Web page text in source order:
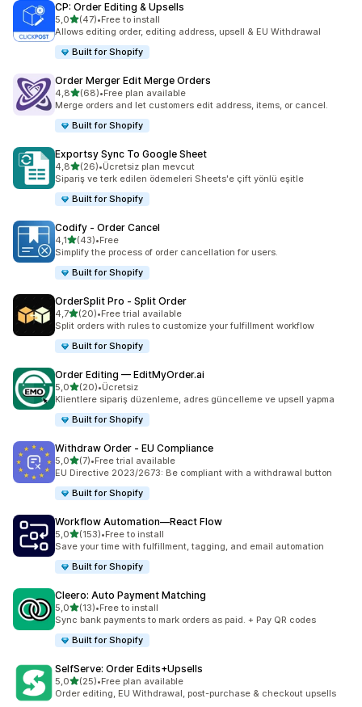
CP: Order Editing & Upsells
5,05 yıldız üzerinden
(47)
toplam 47 değerlendirme
•Free to install
Allows editing order, editing address, upsell & EU Withdrawal
Built for Shopify
Order Merger Edit Merge Orders
4,85 yıldız üzerinden
(68)
toplam 68 değerlendirme
•Free plan available
Merge orders and let customers edit address, items, or cancel.
Built for Shopify
Exportsy Sync To Google Sheet
4,85 yıldız üzerinden
(26)
toplam 26 değerlendirme
•Ücretsiz plan mevcut
Sipariş ve terk edilen ödemeleri Sheets'e çift yönlü eşitle
Built for Shopify
Codify ‑ Order Cancel
4,15 yıldız üzerinden
(43)
toplam 43 değerlendirme
•Free
Simplify the process of order cancellation for users.
Built for Shopify
OrderSplit Pro ‑ Split Order
4,75 yıldız üzerinden
(20)
toplam 20 değerlendirme
•Free trial available
Split orders with rules to customize your fulfillment workflow
Built for Shopify
Order Editing — EditMyOrder.ai
5,05 yıldız üzerinden
(20)
toplam 20 değerlendirme
•Ücretsiz
Klientlere sipariş düzenleme, adres güncelleme ve upsell yapma
Built for Shopify
Withdraw Order ‑ EU Compliance
5,05 yıldız üzerinden
(7)
toplam 7 değerlendirme
•Free trial available
EU Directive 2023/2673: Be compliant with a withdrawal button
Built for Shopify
Workflow Automation—React Flow
5,05 yıldız üzerinden
(153)
toplam 153 değerlendirme
•Free to install
Save your time with fulfillment, tagging, and email automation
Built for Shopify
Cleero: Auto Payment Matching
5,05 yıldız üzerinden
(13)
toplam 13 değerlendirme
•Free to install
Sync bank payments to mark orders as paid. + Pay QR codes
Built for Shopify
SelfServe: Order Edits+Upsells
5,05 yıldız üzerinden
(25)
toplam 25 değerlendirme
•Free plan available
Order editing, EU Withdrawal, post-purchase & checkout upsells